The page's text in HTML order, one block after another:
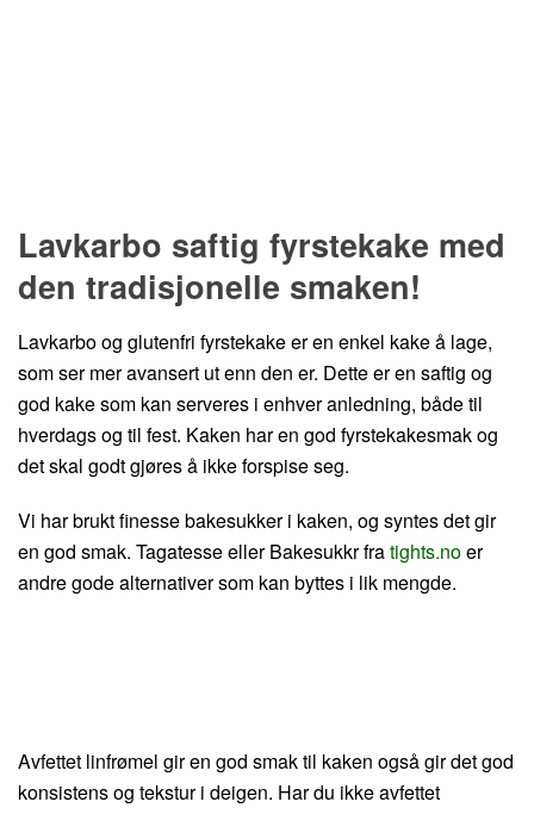
Lavkarbo saftig fyrstekake med
den tradisjonelle smaken!
Lavkarbo og glutenfri fyrstekake er en enkel kake å lage,
som ser mer avansert ut enn den er. Dette er en saftig og
god kake som kan serveres i enhver anledning, både til
hverdags og til fest. Kaken har en god fyrstekakesmak og
det skal godt gjøres å ikke forspise seg.
Vi har brukt finesse bakesukker i kaken, og syntes det gir
en god smak. Tagatesse eller Bakesukkr fratights.noer
andre gode alternativer som kan byttes i lik mengde.
Avfettet linfrømel gir en god smak til kaken også gir det god
konsistens og tekstur i deigen. Har du ikke avfettet